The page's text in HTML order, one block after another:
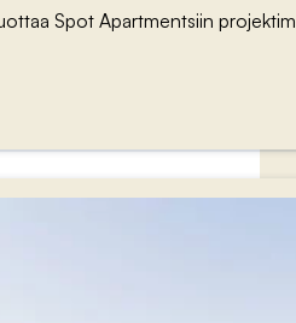
Spot Apartmentsiin